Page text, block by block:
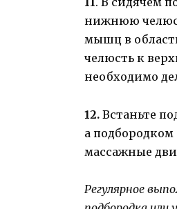
нижнюю
мышц в
челюсть к
необходимо
12. Встаньте
а
массажные
Регулярное